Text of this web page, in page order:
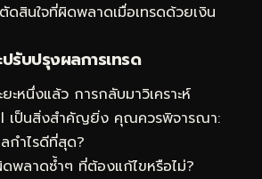
ดสินใจที่ผิดพลาดเมื่อเทรดด้วยเงิน
ปรับปรุงผลการเทรด
ะหนึ่งแล้ว การกลับมาวิเคราะห์
เป็นสิ่งสำคัญยิ่ง คุณควรพิจารณา:
กำไรดีที่สุด?
พลาดซ้ำๆ ที่ต้องแก้ไขหรือไม่?